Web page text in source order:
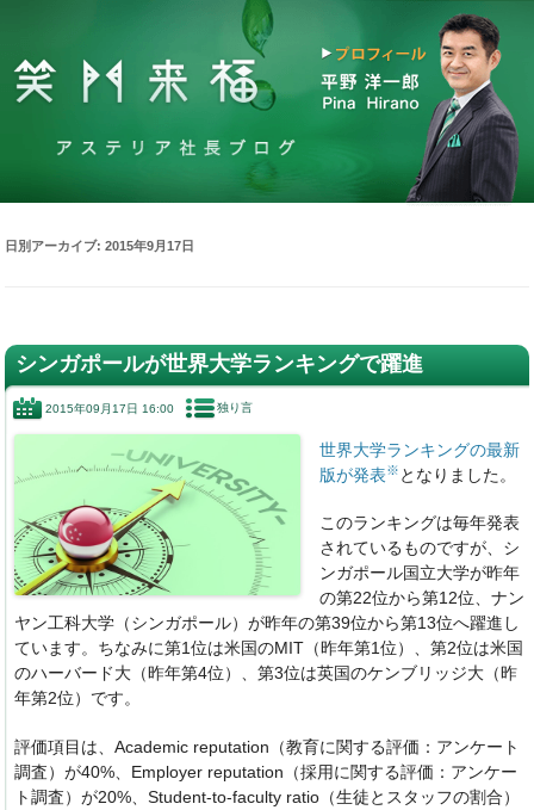
日別アーカイブ:2015年9月17日
シンガポールが世界大学ランキングで躍進
2015年09月17日 16:00 独り言
世界大学ランキングの最新
版が発表※ となりました。
このランキングは毎年発表
されているものですが、シ
ンガポール国立大学が昨年
の第22位から第12位、ナン
ヤン工科大学（シンガポール）が昨年の第39位から第13位へ躍進し
ています。ちなみに第1位は米国のMIT（昨年第1位）、第2位は米国
のハーバード大（昨年第4位）、第3位は英国のケンブリッジ大（昨
年第2位）です。
評価項目は、Academic reputation（教育に関する評価：アンケート
調査）が40%、Employer reputation（採用に関する評価：アンケー
ト調査）が20%、Student-to-faculty ratio（生徒とスタッフの割合）